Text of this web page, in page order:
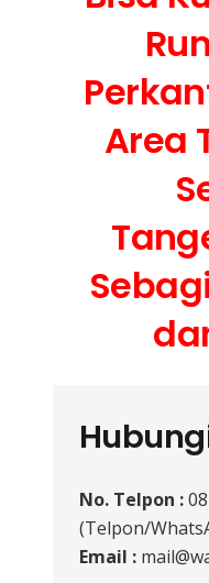
Area
No. Telpon :
(Telpon/
Email :